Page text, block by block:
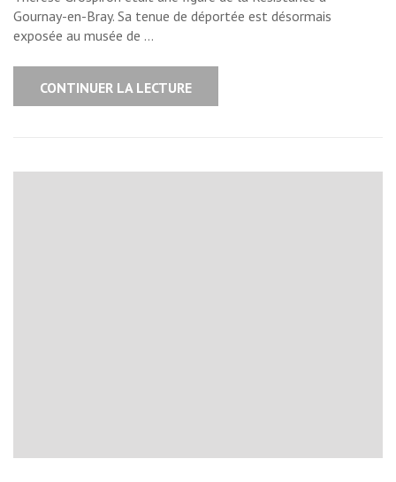
Gournay-en-Bray. Sa tenue de déportée est désormais
exposée au musée de …
CONTINUER LA LECTURE